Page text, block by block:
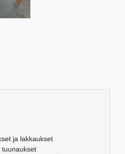
ja lakkaukset
tuunaukset